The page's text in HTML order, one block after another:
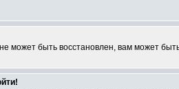
может быть восстановлен, вам может